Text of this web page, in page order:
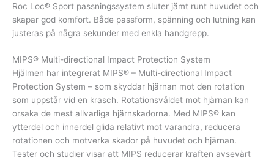
Roc Loc® Sport passningssystem sluter jämt runt huvudet och
skapar god komfort. Både passform, spänning och lutning kan
justeras på några sekunder med enkla handgrepp.
MIPS® Multi-directional Impact Protection System
Hjälmen har integrerat MIPS® – Multi-directional Impact
Protection System – som skyddar hjärnan mot den rotation
som uppstår vid en krasch. Rotationsvåldet mot hjärnan kan
orsaka de mest allvarliga hjärnskadorna. Med MIPS® kan
ytterdel och innerdel glida relativt mot varandra, reducera
rotationen och motverka skador på huvudet och hjärnan.
Tester och studier visar att MIPS reducerar kraften avsevärt